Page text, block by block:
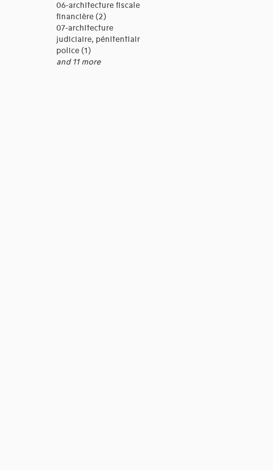
06-architecture fiscale et
financière (2)
07-architecture
judiciaire, pénitentiaire,
police (1)
and 11 more